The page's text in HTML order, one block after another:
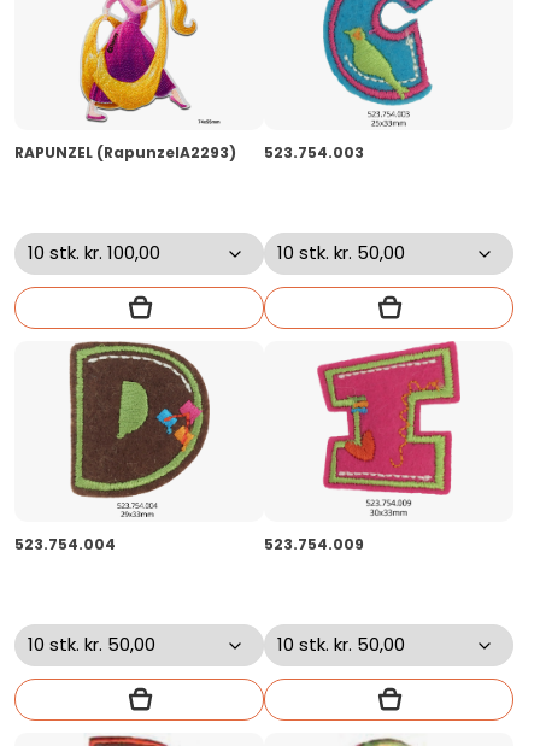
RAPUNZEL (RapunzelA2293) 523.754.003
523.754.004 523.754.009